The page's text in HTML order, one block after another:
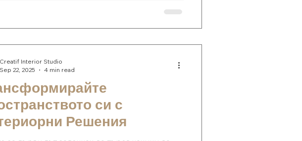
си с
Решения
Creatif Interior Studio
Sep 22, 2025
4 min read